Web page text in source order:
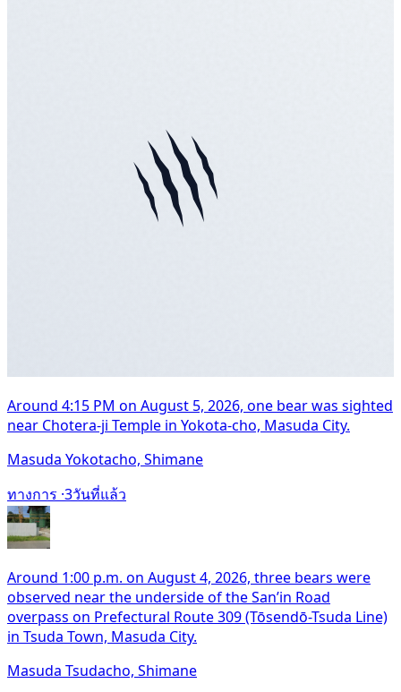
Around 4:15 PM on August 5, 2026, one bear was sighted
near Chotera-ji Temple in Yokota-cho, Masuda City.
Masuda Yokotacho, Shimane
ทางการ ·3วันที่แล้ว
Around 1:00 p.m. on August 4, 2026, three bears were
observed near the underside of the San’in Road
overpass on Prefectural Route 309 (Tōsendō-Tsuda Line)
in Tsuda Town, Masuda City.
Masuda Tsudacho, Shimane